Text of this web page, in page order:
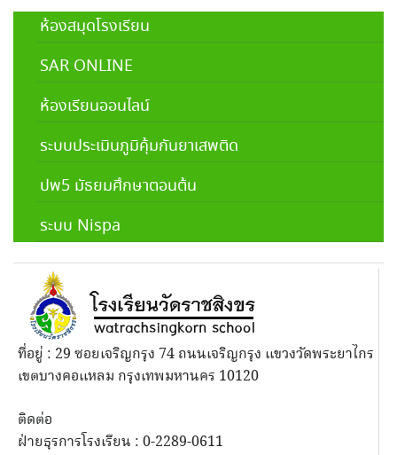
ห้องสมุดโรงเรียน
SAR ONLINE
ห้องเรียนออนไลน์
ระบบประเมินภูมิคุ้มกันยาเสพติด
ปพ5 มัธยมศึกษาตอนต้น
ระบบ Nispa
ที่อยู่ : 29 ซอยเจริญกรุง 74 ถนนเจริญกรุง แขวงวัดพระยาไกร
เขตบางคอแหลม กรุงเทพมหานคร 10120
ติดต่อ
ฝ่ายธุรการโรงเรียน : 0-2289-0611